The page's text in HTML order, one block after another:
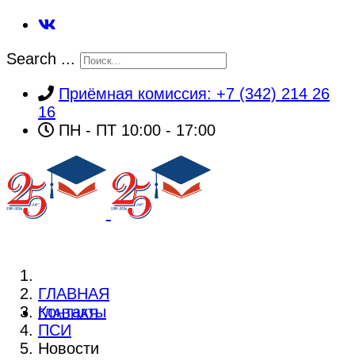
Search ...
Приёмная комиссия: +7 (342) 214 26
16
ПН - ПТ 10:00 - 17:00
ГЛАВНАЯ
ГЛАВНАЯ
Контакты
ПСИ
Новости